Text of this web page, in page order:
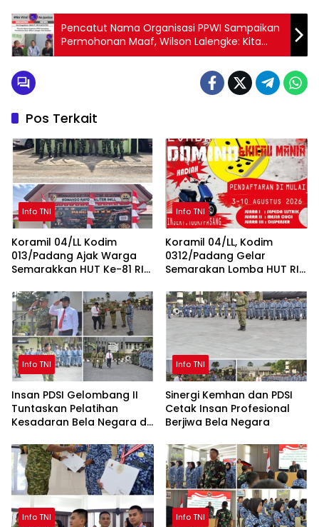
Pencatut Nama Organisasi PPWI Sampaikan
Permohonan Maaf, Wilson Lalengke: Kita
Maafkan
Pos Terkait
Info TNI
Koramil 04/LL Kodim
013/Padang Ajak Warga
Semarakkan HUT Ke-81 RI
Info TNI
Koramil 04/LL, Kodim
0312/Padang Gelar
Semarakan Lomba HUT RI
Lubeg dan Luki
Info TNI
Insan PDSI Gelombang II
Tuntaskan Pelatihan
Kesadaran Bela Negara di
Info TNI
Sinergi Kemhan dan PDSI
Cetak Insan Profesional
Berjiwa Bela Negara
Info TNI Info TNI